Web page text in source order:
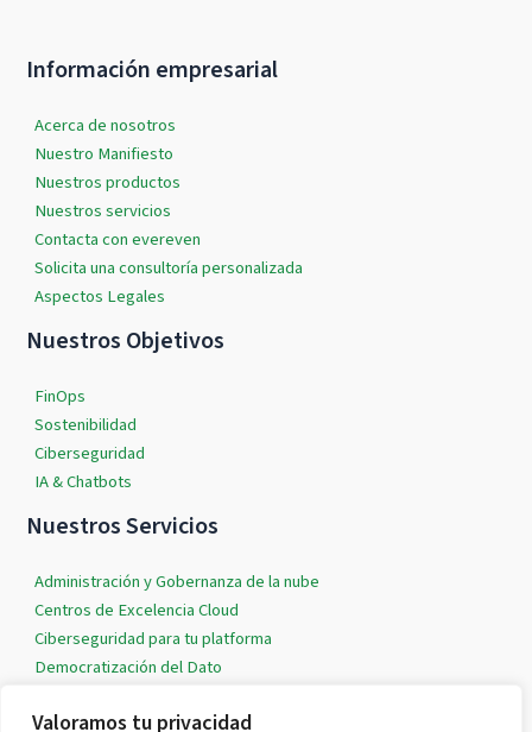
Valoramos tu privacidad
Información empresarial
Acerca de nosotros
Nuestro Manifiesto
Nuestros productos
Nuestros servicios
Contacta con evereven
Solicita una consultoría personalizada
Aspectos Legales
Nuestros Objetivos
FinOps
Sostenibilidad
Ciberseguridad
IA & Chatbots
Nuestros Servicios
Administración y Gobernanza de la nube
Centros de Excelencia Cloud
Ciberseguridad para tu platforma
Democratización del Dato
Soluciones Cloud a medida